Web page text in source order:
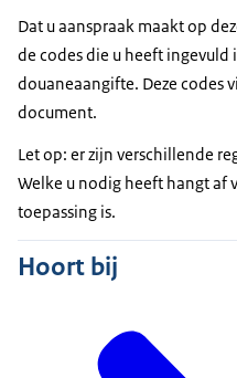
Dat u aanspraak maakt op
de codes die u heeft ingevuld
douaneaangifte. Deze codes
document.
Let op: er zijn verschillende
Welke u nodig heeft hangt af
toepassing is.
Hoort bij